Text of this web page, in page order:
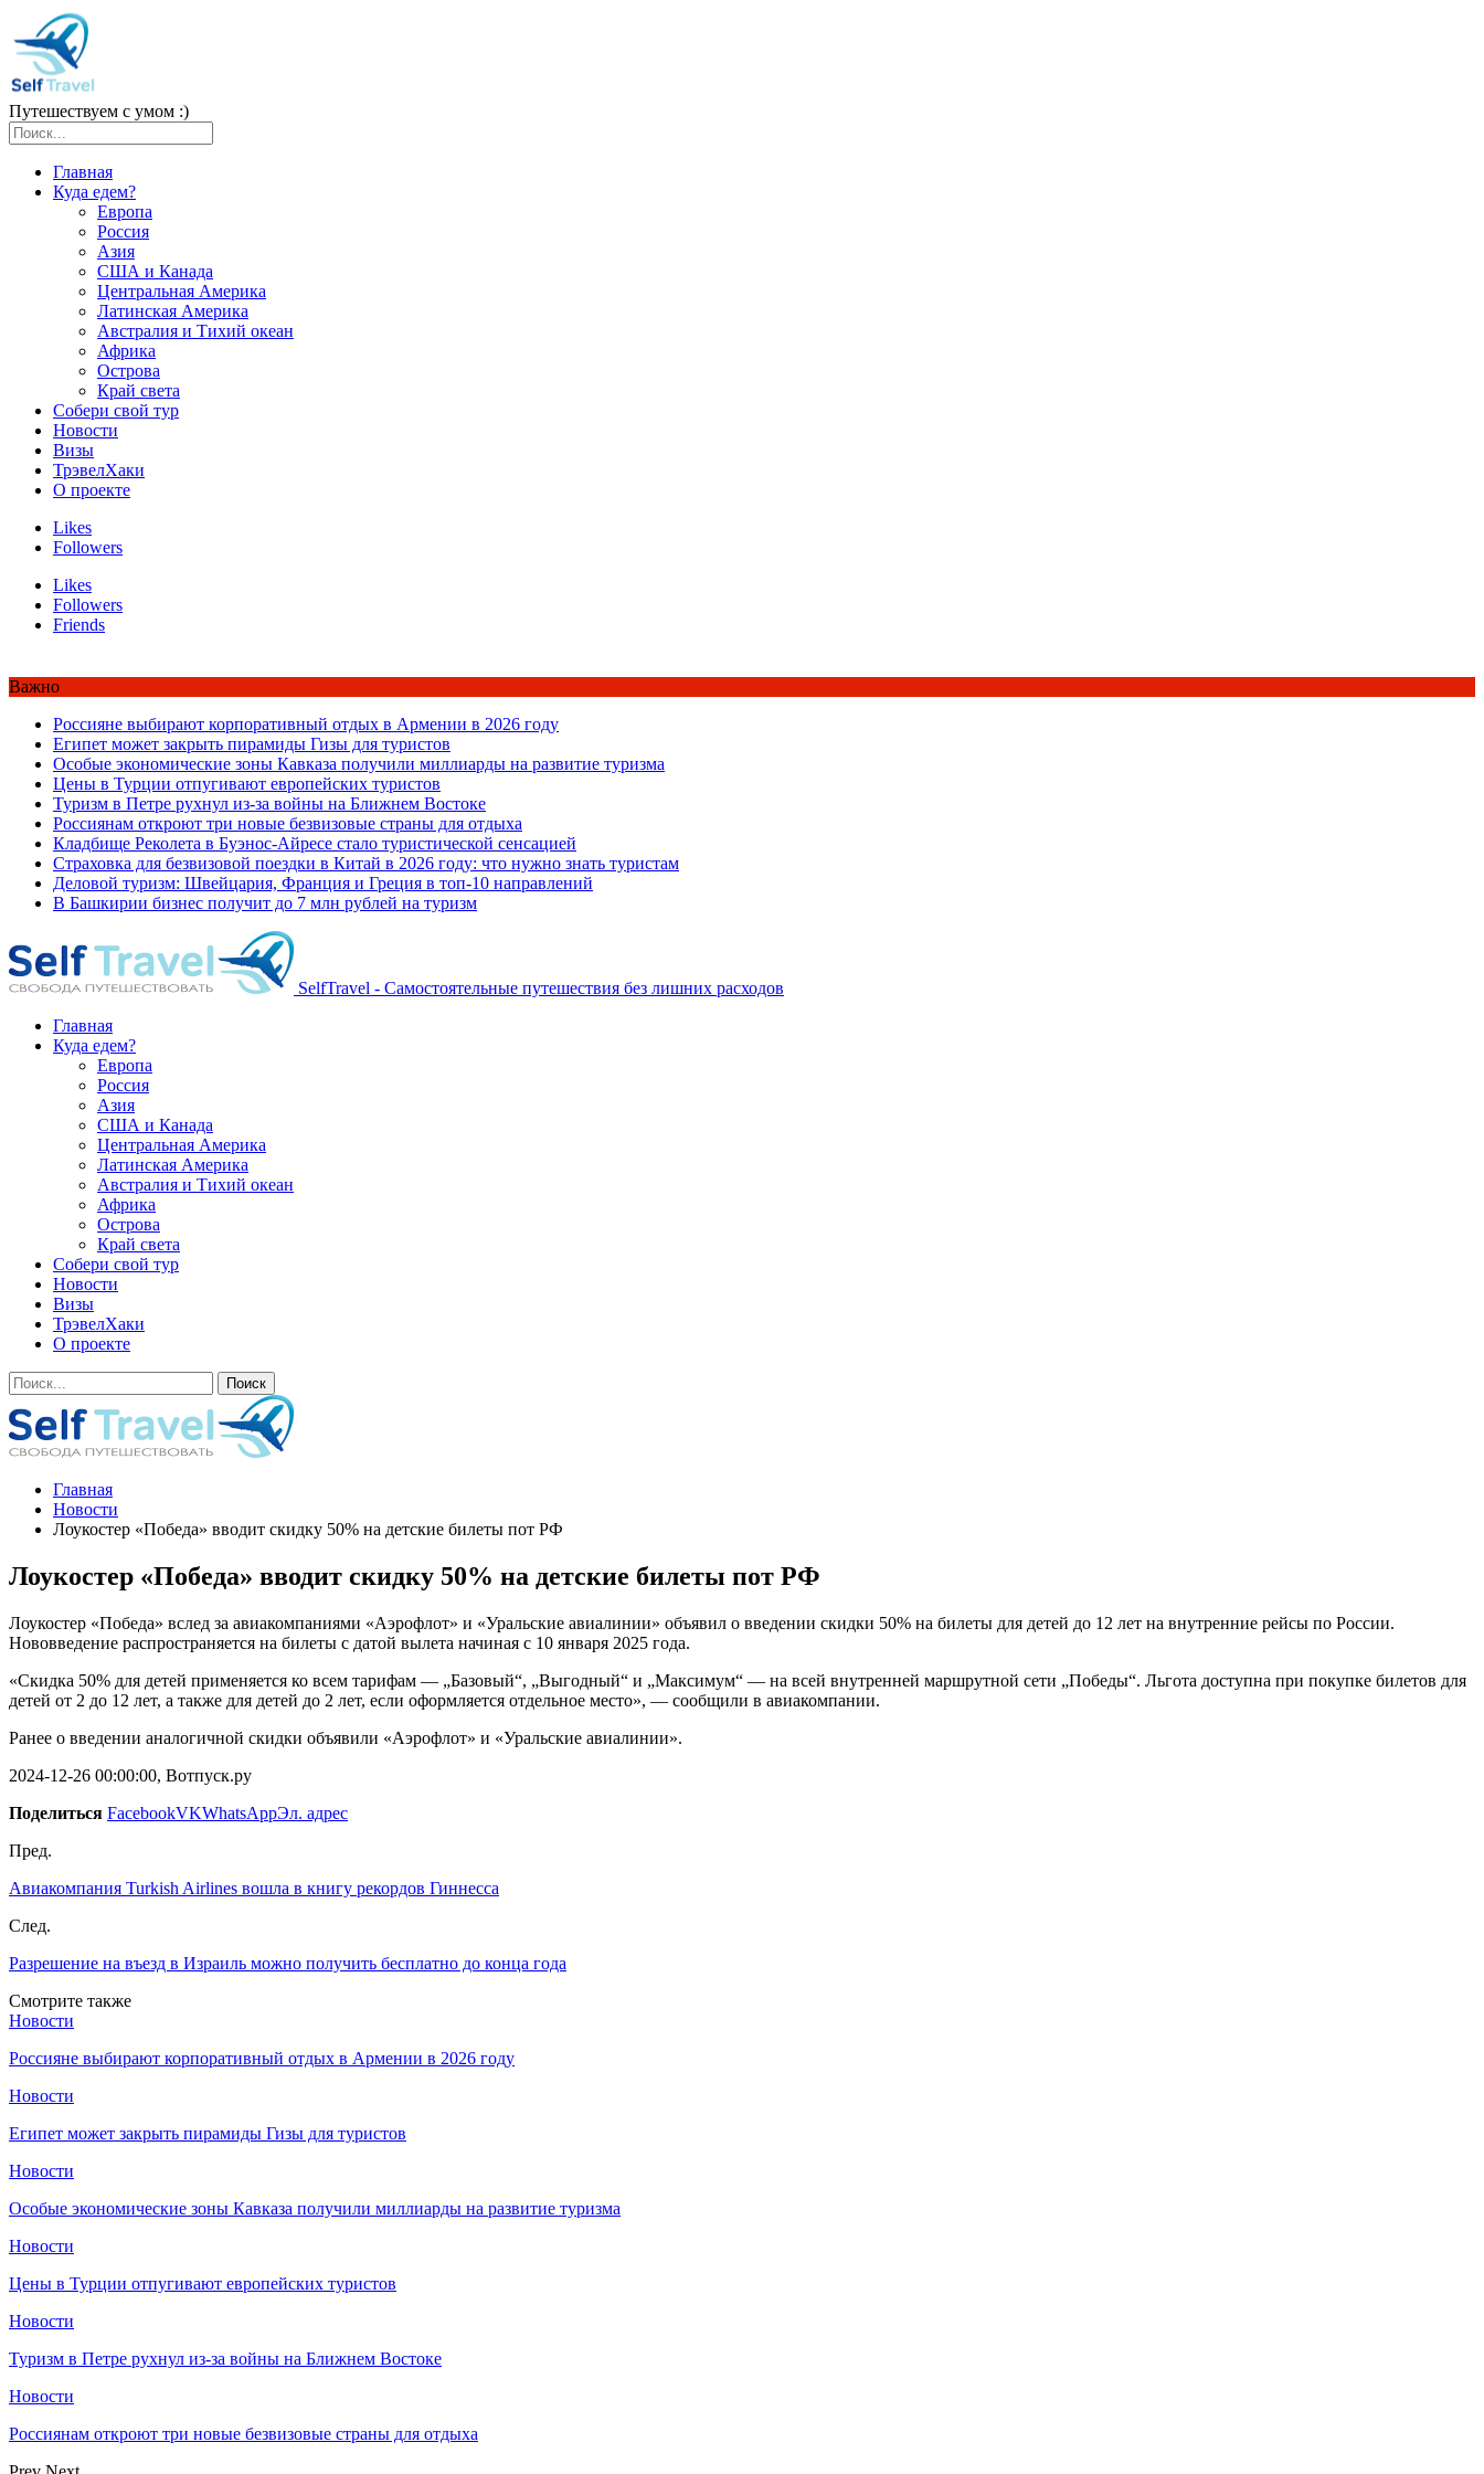
Путешествуем с умом :)
Главная
Куда едем?
Европа
Россия
Азия
США и Канада
Центральная Америка
Латинская Америка
Австралия и Тихий океан
Африка
Острова
Край света
Собери свой тур
Новости
Визы
ТрэвелХаки
О проекте
Likes
Followers
Likes
Followers
Friends
Важно
Россияне выбирают корпоративный отдых в Армении в 2026 году
Египет может закрыть пирамиды Гизы для туристов
Особые экономические зоны Кавказа получили миллиарды на развитие туризма
Цены в Турции отпугивают европейских туристов
Туризм в Петре рухнул из-за войны на Ближнем Востоке
Россиянам откроют три новые безвизовые страны для отдыха
Кладбище Реколета в Буэнос-Айресе стало туристической сенсацией
Страховка для безвизовой поездки в Китай в 2026 году: что нужно знать туристам
Деловой туризм: Швейцария, Франция и Греция в топ-10 направлений
В Башкирии бизнес получит до 7 млн рублей на туризм
SelfTravel - Самостоятельные путешествия без лишних расходов
Главная
Куда едем?
Европа
Россия
Азия
США и Канада
Центральная Америка
Латинская Америка
Австралия и Тихий океан
Африка
Острова
Край света
Собери свой тур
Новости
Визы
ТрэвелХаки
О проекте
Главная
Новости
Лоукостер «Победа» вводит скидку 50% на детские билеты пот РФ
Лоукостер «Победа» вводит скидку 50% на детские билеты пот РФ
Лоукостер «Победа» вслед за авиакомпаниями «Аэрофлот» и «Уральские авиалинии» объявил о введении скидки 50% на билеты для детей до 12 лет на внутренние рейсы по России.
Нововведение распространяется на билеты с датой вылета начиная с 10 января 2025 года.
«Скидка 50% для детей применяется ко всем тарифам — „Базовый“, „Выгодный“ и „Максимум“ — на всей внутренней маршрутной сети „Победы“. Льгота доступна при покупке билетов для
детей от 2 до 12 лет, а также для детей до 2 лет, если оформляется отдельное место», — сообщили в авиакомпании.
Ранее о введении аналогичной скидки объявили «Аэрофлот» и «Уральские авиалинии».
2024-12-26 00:00:00, Вотпуск.ру
Поделиться FacebookVKWhatsAppЭл. адрес
Пред.
Авиакомпания Turkish Airlines вошла в книгу рекордов Гиннесса
След.
Разрешение на въезд в Израиль можно получить бесплатно до конца года
Смотрите также
Новости
Россияне выбирают корпоративный отдых в Армении в 2026 году
Новости
Египет может закрыть пирамиды Гизы для туристов
Новости
Особые экономические зоны Кавказа получили миллиарды на развитие туризма
Новости
Цены в Турции отпугивают европейских туристов
Новости
Туризм в Петре рухнул из-за войны на Ближнем Востоке
Новости
Россиянам откроют три новые безвизовые страны для отдыха